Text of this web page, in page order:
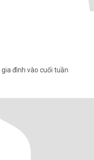
đình vào cuối tuần